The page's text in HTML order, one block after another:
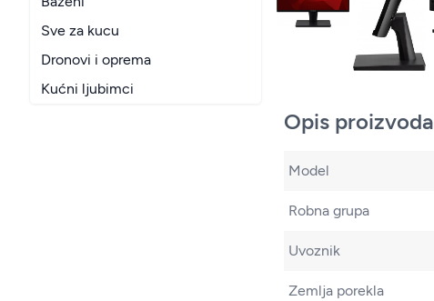
Sve za kucu
Dronovi i oprema
Kućni ljubimci
Opis proizvoda
Model
Robna grupa
Uvoznik
Zemlja porekla